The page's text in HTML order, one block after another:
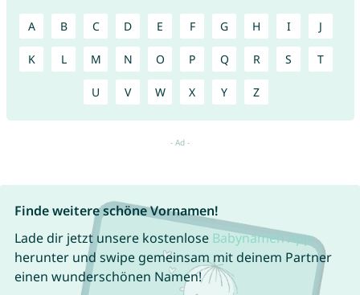
A B C D E F G H I J
K L M N O P Q R S T
U V W X Y Z
Finde weitere schöne Vornamen!
Lade dir jetzt unsere kostenlose Babynamen App
herunter und swipe gemeinsam mit deinem Partner
einen wunderschönen Namen!